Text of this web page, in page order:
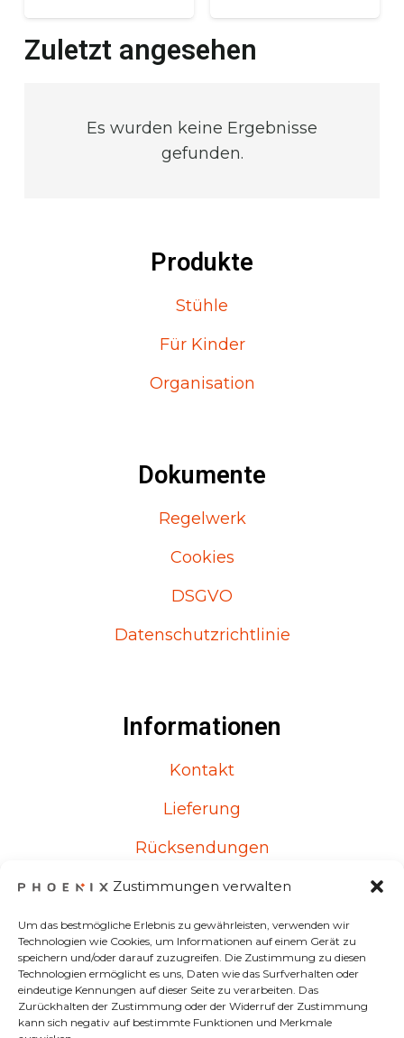
Zustimmungen verwalten
Um das bestmögliche Erlebnis zu gewährleisten, verwenden wir
Technologien wie Cookies, um Informationen auf einem Gerät zu
speichern und/oder darauf zuzugreifen. Die Zustimmung zu diesen
Technologien ermöglicht es uns, Daten wie das Surfverhalten oder
eindeutige Kennungen auf dieser Seite zu verarbeiten. Das
Zurückhalten der Zustimmung oder der Widerruf der Zustimmung
kann sich negativ auf bestimmte Funktionen und Merkmale
Zuletzt angesehen
Es wurden keine Ergebnisse
gefunden.
Produkte
Stühle
Für Kinder
Organisation
Dokumente
Regelwerk
Cookies
DSGVO
Datenschutzrichtlinie
Informationen
Kontakt
Lieferung
Rücksendungen
Reklamationen
Kontakt
Von Montag bis Freitag